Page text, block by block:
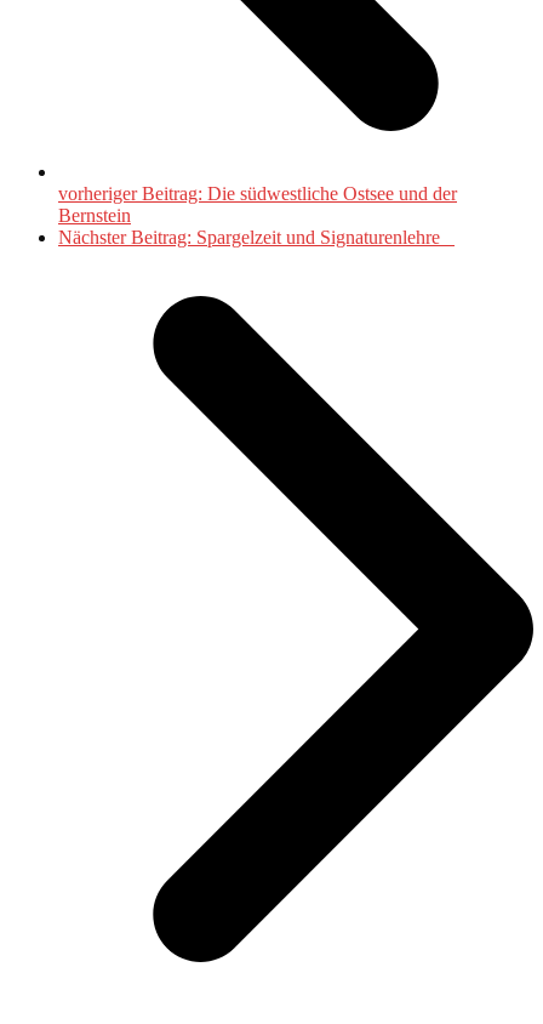
vorheriger Beitrag: Die südwestliche Ostsee und der
Bernstein
Nächster Beitrag: Spargelzeit und Signaturenlehre